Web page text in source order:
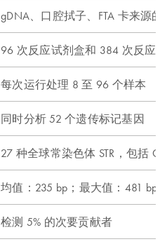
gDNA、口腔拭子、FTA 卡来源
96 次反应试剂盒和 384 次反应
每次运行处理 8 至 96 个样本
同时分析 52 个遗传标记基因
27 种全球常染色体 STR，包括
均值：235 bp；最大值：481 bp
检测 5% 的次要贡献者